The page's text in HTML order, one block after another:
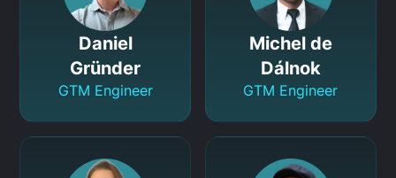
Daniel
Gründer
GTM Engineer
Michel de
Dálnok
GTM Engineer